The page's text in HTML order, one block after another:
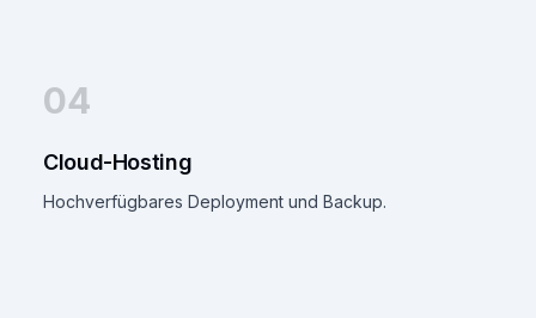
04
Cloud-Hosting
Hochverfügbares Deployment und Backup.